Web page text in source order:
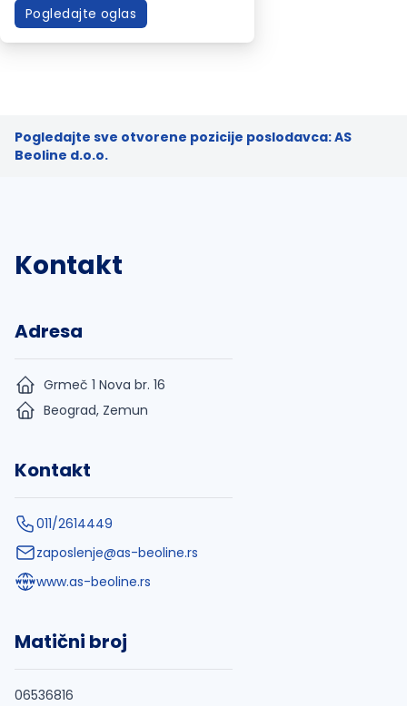
Pogledajte oglas
Pogledajte sve otvorene pozicije poslodavca: AS
Beoline d.o.o.
Kontakt
Adresa
Grmeč 1 Nova br. 16
Beograd, Zemun
Kontakt
011/2614449
zaposlenje@as-beoline.rs
www.as-beoline.rs
Matični broj
06536816